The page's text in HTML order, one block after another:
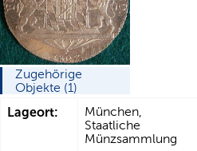
Zugehörige
Objekte (1)
Lageort:
München,
Staatliche
Münzsammlung